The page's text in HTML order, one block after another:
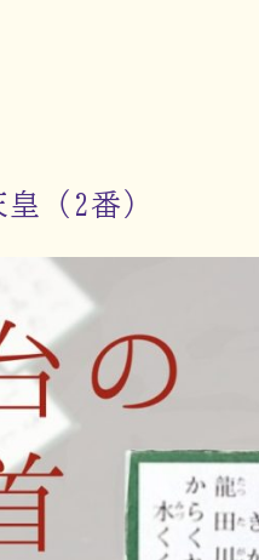
（2番）